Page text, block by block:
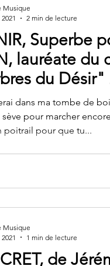
Superbe
lauréate du
du Désir"
dans ma tombe de
pour marcher
poitrail pour que tu...
Musique
2 min de lecture
de
Musique
1 min de lecture